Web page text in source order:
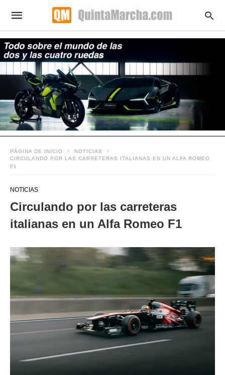
PÁGINA DE INICIO
NOTICIAS
CIRCULANDO POR LAS CARRETERAS ITALIANAS EN UN ALFA ROMEO
F1
NOTICIAS
Circulando por las carreteras
italianas en un Alfa Romeo F1